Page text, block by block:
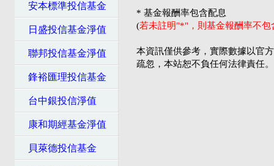
安本標準投信基金
日盛投信基金淨值
聯邦投信基金淨值
鋒裕匯理投信基金
台中銀投信淨值
康和期經基金淨值
貝萊德投信基金
* 基金報酬率包含配息
(若未註明"*"，則基金報酬率不
本資訊僅供參考，實際數據以官
疏忽，本站恕不負任何法律責任。